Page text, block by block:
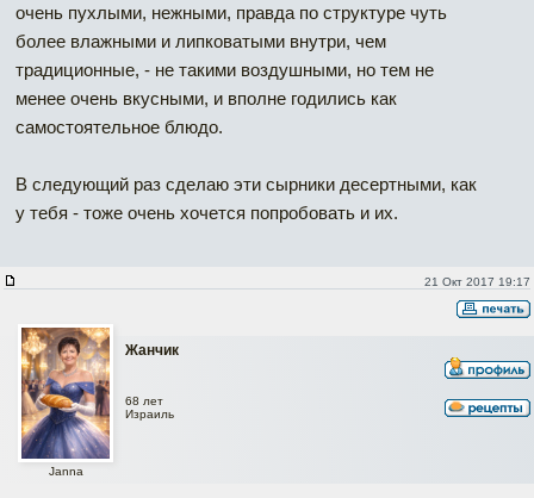
очень пухлыми, нежными, правда по структуре чуть
более влажными и липковатыми внутри, чем
традиционные, - не такими воздушными, но тем не
менее очень вкусными, и вполне годились как
самостоятельное блюдо.
В следующий раз сделаю эти сырники десертными, как
у тебя - тоже очень хочется попробовать и их.
21 Окт 2017 19:17
Жанчик
Janna
68 лет
Израиль